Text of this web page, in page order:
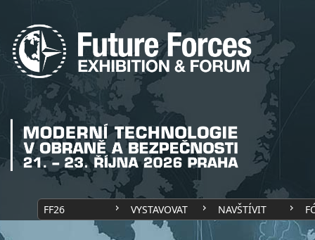
FF26 VYSTAVOVAT NAVŠTÍVIT